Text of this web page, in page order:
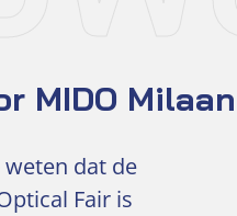
MIDO Milaan
weten dat de
Fair is